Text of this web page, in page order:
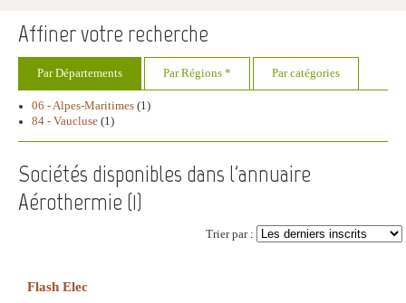
Affiner votre recherche
Par Départements Par Régions * Par catégories
06 - Alpes-Maritimes (1)
84 - Vaucluse (1)
Sociétés disponibles dans l'annuaire
Aérothermie (1)
Trier par :
Flash Elec